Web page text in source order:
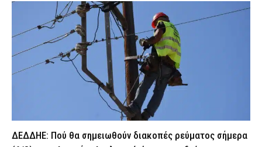
Φωτιά στη Βοιωτία: Προς αναστολή λειτουργίας το αιολικό
πάρκο λόγω συνεχών βλαβών στο δίκτυο
ΕΙΔΗΣΕΙΣ 5 Αυγούστου 2026 22:09
Αίσιο τέλος στην εξαφάνιση των δίδυμων κοριτσιών από τη
Γλυφάδα – Επέστρεψαν στον πατέρα τους
5 Αυγούστου 2026 21:55
Απίστευτο: Ακινητοποιήθηκε τρένο της Hellenic Train λόγω
φωτιάς και στη συνέχεια κάηκε το λεωφορείο αντικατάστασης!
ΔΕΔΔΗΕ: Πού θα σημειωθούν διακοπές ρεύματος σήμερα